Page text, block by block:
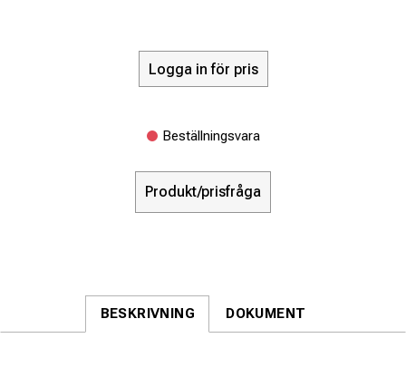
Logga in för pris
Beställningsvara
Produkt/prisfråga
BESKRIVNING DOKUMENT